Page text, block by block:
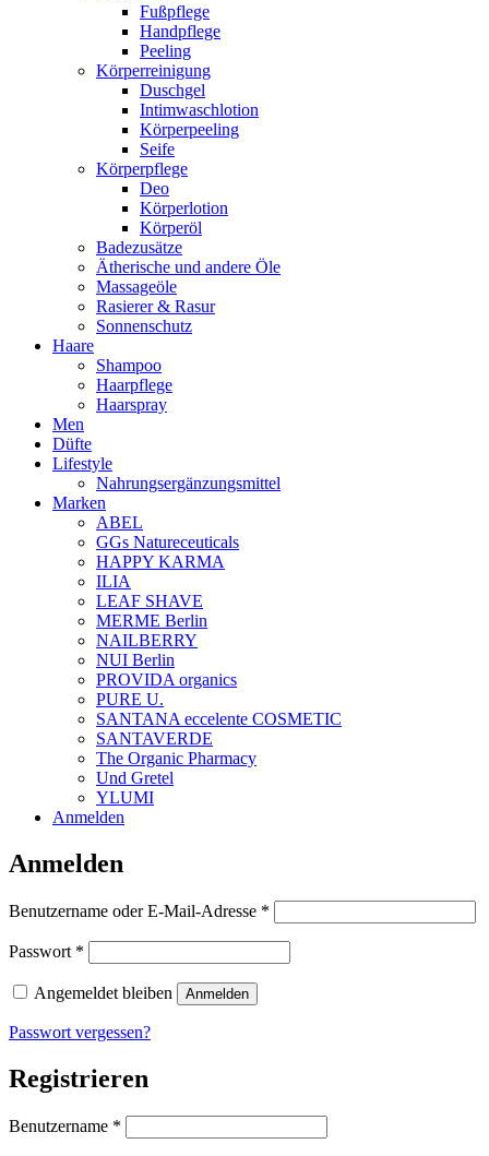
Fußpflege
Handpflege
Peeling
Körperreinigung
Duschgel
Intimwaschlotion
Körperpeeling
Seife
Körperpflege
Deo
Körperlotion
Körperöl
Badezusätze
Ätherische und andere Öle
Massageöle
Rasierer & Rasur
Sonnenschutz
Haare
Shampoo
Haarpflege
Haarspray
Men
Düfte
Lifestyle
Nahrungsergänzungsmittel
Marken
ABEL
GGs Natureceuticals
HAPPY KARMA
ILIA
LEAF SHAVE
MERME Berlin
NAILBERRY
NUI Berlin
PROVIDA organics
PURE U.
SANTANA eccelente COSMETIC
SANTAVERDE
The Organic Pharmacy
Und Gretel
YLUMI
Anmelden
Anmelden
Benutzername oder E-Mail-Adresse *
Passwort *
Angemeldet bleiben Anmelden
Passwort vergessen?
Registrieren
Benutzername *